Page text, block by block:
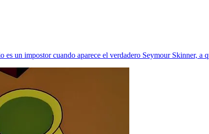
es un impostor cuando aparece el verdadero Seymour Skinner,